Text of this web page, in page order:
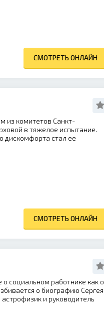
СМОТРЕТЬ ОНЛАЙН
из комитетов Санкт-
в тяжелое испытание.
дискомфорта стал ее
СМОТРЕТЬ ОНЛАЙН
социальном работнике как о
о биографию Сергея
и руководитель